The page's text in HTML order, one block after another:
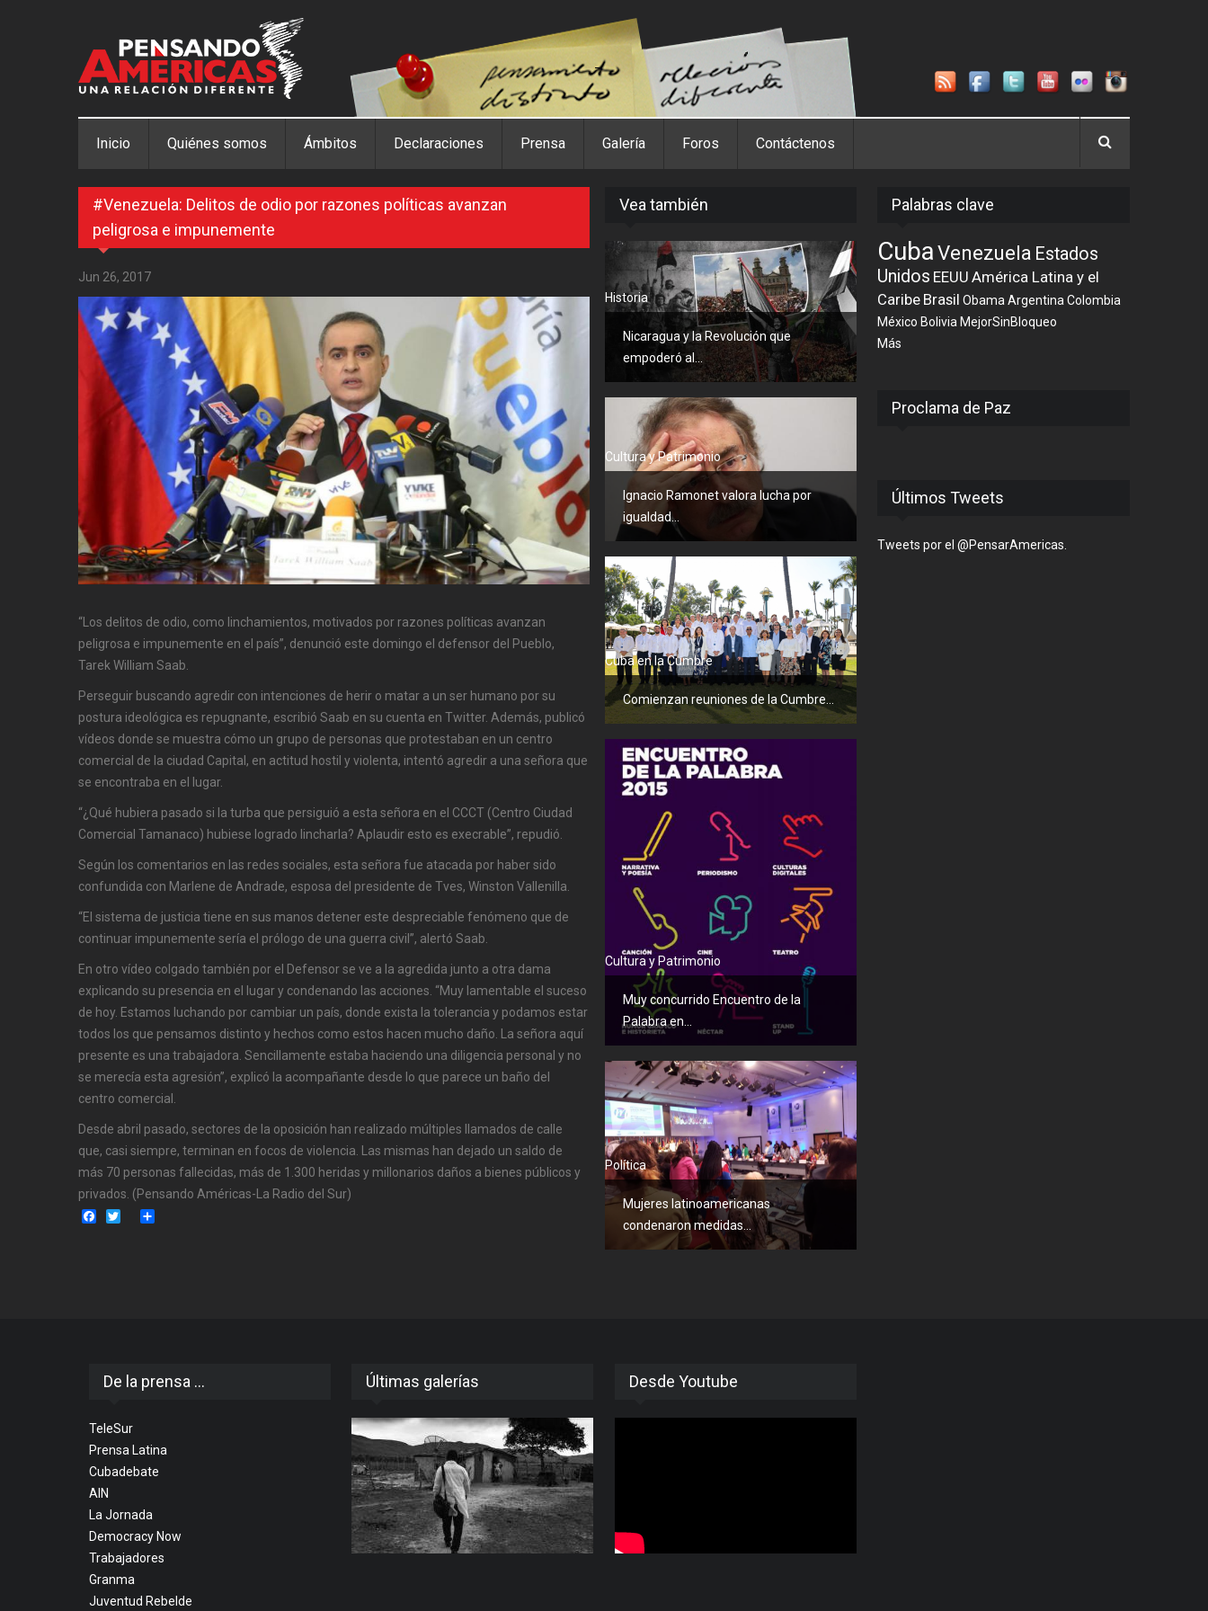
Inicio Quiénes somos Ámbitos Declaraciones Prensa Galería Foros Contáctenos
#Venezuela: Delitos de odio por razones políticas avanzan
peligrosa e impunemente
Jun 26, 2017
“Los delitos de odio, como linchamientos, motivados por razones políticas avanzan
peligrosa e impunemente en el país”, denunció este domingo el defensor del Pueblo,
Tarek William Saab.
Perseguir buscando agredir con intenciones de herir o matar a un ser humano por su
postura ideológica es repugnante, escribió Saab en su cuenta en Twitter. Además, publicó
vídeos donde se muestra cómo un grupo de personas que protestaban en un centro
comercial de la ciudad Capital, en actitud hostil y violenta, intentó agredir a una señora que
se encontraba en el lugar.
“¿Qué hubiera pasado si la turba que persiguió a esta señora en el CCCT (Centro Ciudad
Comercial Tamanaco) hubiese logrado lincharla? Aplaudir esto es execrable”, repudió.
Según los comentarios en las redes sociales, esta señora fue atacada por haber sido
confundida con Marlene de Andrade, esposa del presidente de Tves, Winston Vallenilla.
“El sistema de justicia tiene en sus manos detener este despreciable fenómeno que de
continuar impunemente sería el prólogo de una guerra civil”, alertó Saab.
En otro vídeo colgado también por el Defensor se ve a la agredida junto a otra dama
explicando su presencia en el lugar y condenando las acciones. “Muy lamentable el suceso
de hoy. Estamos luchando por cambiar un país, donde exista la tolerancia y podamos estar
todos los que pensamos distinto y hechos como estos hacen mucho daño. La señora aquí
presente es una trabajadora. Sencillamente estaba haciendo una diligencia personal y no
se merecía esta agresión”, explicó la acompañante desde lo que parece un baño del
centro comercial.
Desde abril pasado, sectores de la oposición han realizado múltiples llamados de calle
que, casi siempre, terminan en focos de violencia. Las mismas han dejado un saldo de
más 70 personas fallecidas, más de 1.300 heridas y millonarios daños a bienes públicos y
privados. (Pensando Américas-La Radio del Sur)
Facebook
Twitter
Vea también
Historia
Nicaragua y la Revolución que
empoderó al...
Cultura y Patrimonio
Ignacio Ramonet valora lucha por
igualdad...
Cuba en la Cumbre
Comienzan reuniones de la Cumbre...
Cultura y Patrimonio
Muy concurrido Encuentro de la
Palabra en...
Política
Mujeres latinoamericanas
condenaron medidas...
Palabras clave
CubaVenezuela Estados
Unidos EEUU América Latina y el
Caribe Brasil Obama Argentina Colombia
México Bolivia MejorSinBloqueo
Más
Proclama de Paz
Últimos Tweets
Tweets por el @PensarAmericas.
De la prensa ...
TeleSur
Prensa Latina
Cubadebate
AIN
La Jornada
Democracy Now
Trabajadores
Granma
Juventud Rebelde
Últimas galerías Desde Youtube